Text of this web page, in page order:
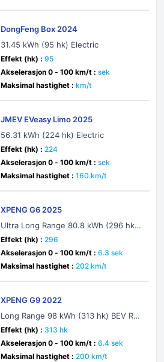
DongFeng Box 2024
31.45 kWh (95 hk) Electric
Effekt (hk) : 95
Akselerasjon 0 - 100 km/t : sek
Maksimal hastighet : km/t
JMEV EVeasy Limo 2025
56.31 kWh (224 hk) Electric
Effekt (hk) : 224
Akselerasjon 0 - 100 km/t : sek
Maksimal hastighet : 160 km/t
XPENG G6 2025
Ultra Long Range 80.8 kWh (296 hk)
Electric
Effekt (hk) : 296
Akselerasjon 0 - 100 km/t : 6.3 sek
Maksimal hastighet : 202 km/t
XPENG G9 2022
Long Range 98 kWh (313 hk) BEV RW
D
Effekt (hk) : 313 hk
Akselerasjon 0 - 100 km/t : 6.4 sek
Maksimal hastighet : 200 km/t